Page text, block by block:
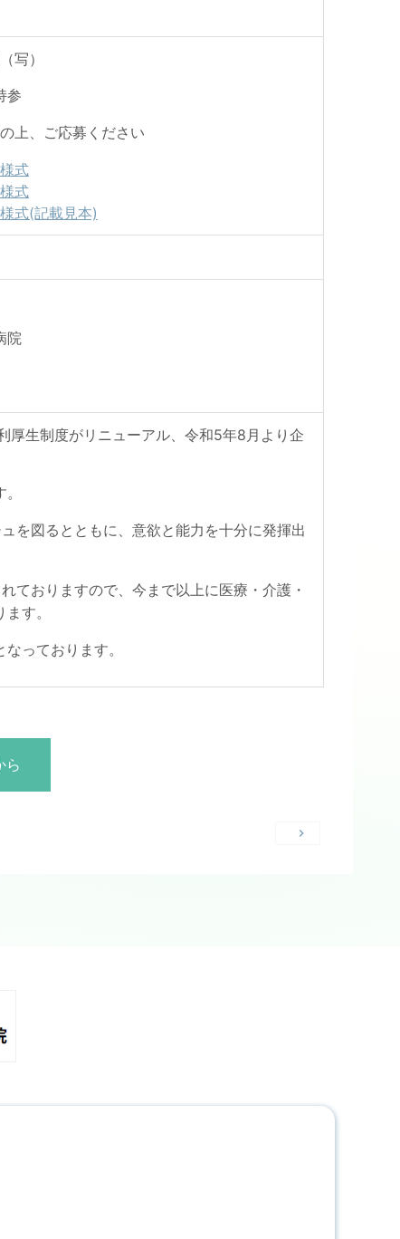
写）
参
上、ご応募ください
式
式
式(記載見本)
院
厚生制度がリニューアル、令和5年8月より企
を図るとともに、意欲と能力を十分に発揮出
ておりますので、今まで以上に医療・介護・
す。
っております。
ら